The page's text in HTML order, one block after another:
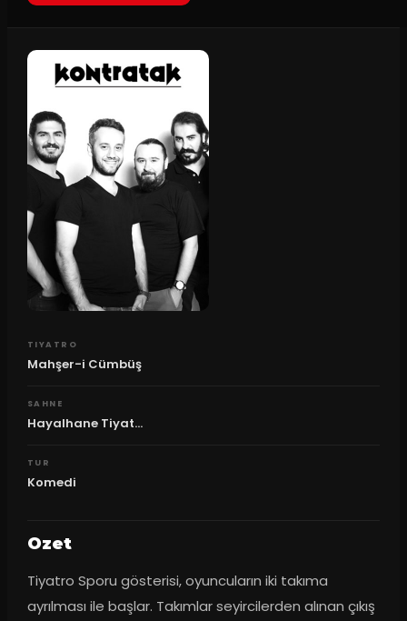
TIYATRO
Mahşer-i Cümbüş
SAHNE
Hayalhane Tiyat...
TUR
Komedi
Ozet
Tiyatro Sporu gösterisi, oyuncuların iki takıma
ayrılması ile başlar. Takımlar seyircilerden alınan çıkış